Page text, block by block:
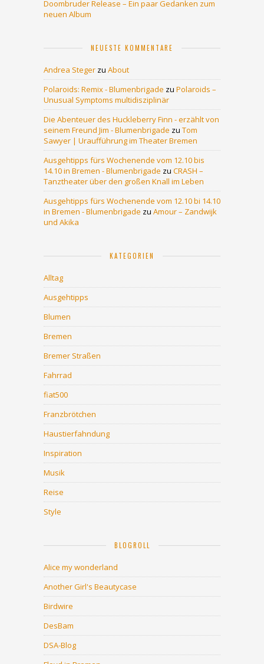
Doombruder Release – Ein paar Gedanken zum
neuen Album
NEUESTE KOMMENTARE
Andrea Steger zu About
Polaroids: Remix - Blumenbrigade zu Polaroids –
Unusual Symptoms multidisziplinär
Die Abenteuer des Huckleberry Finn - erzählt von
seinem Freund Jim - Blumenbrigade zu Tom
Sawyer | Uraufführung im Theater Bremen
Ausgehtipps fürs Wochenende vom 12.10 bis
14.10 in Bremen - Blumenbrigade zu CRASH –
Tanztheater über den großen Knall im Leben
Ausgehtipps fürs Wochenende vom 12.10 bi 14.10
in Bremen - Blumenbrigade zu Amour – Zandwijk
und Akika
KATEGORIEN
Alltag
Ausgehtipps
Blumen
Bremen
Bremer Straßen
Fahrrad
fiat500
Franzbrötchen
Haustierfahndung
Inspiration
Musik
Reise
Style
BLOGROLL
Alice my wonderland
Another Girl's Beautycase
Birdwire
DesBam
DSA-Blog